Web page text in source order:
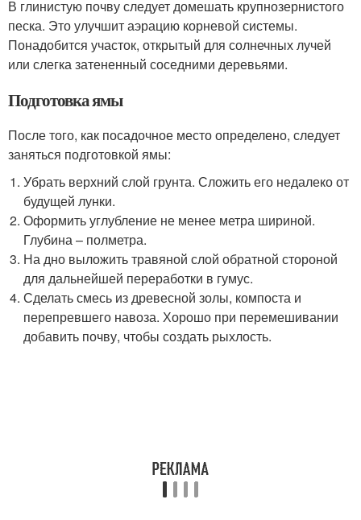
В глинистую почву следует домешать крупнозернистого
песка. Это улучшит аэрацию корневой системы.
Понадобится участок, открытый для солнечных лучей
или слегка затененный соседними деревьями.
Подготовка ямы
После того, как посадочное место определено, следует
заняться подготовкой ямы:
Убрать верхний слой грунта. Сложить его недалеко от
будущей лунки.
Оформить углубление не менее метра шириной.
Глубина – полметра.
На дно выложить травяной слой обратной стороной
для дальнейшей переработки в гумус.
Сделать смесь из древесной золы, компоста и
перепревшего навоза. Хорошо при перемешивании
добавить почву, чтобы создать рыхлость.